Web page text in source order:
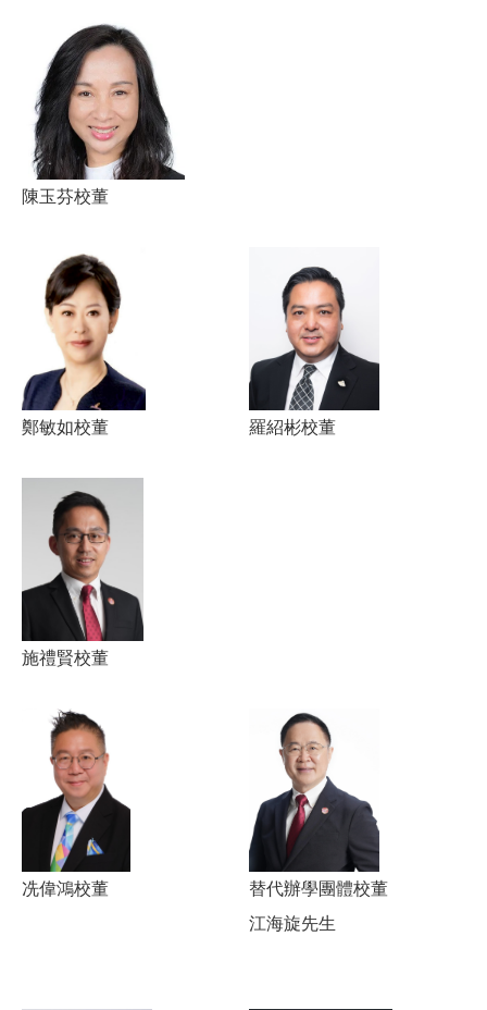
陳玉芬校董
鄭敏如校董 羅紹彬校董
施禮賢校董
冼偉鴻校董
替代辦學團體校董
江海旋先生